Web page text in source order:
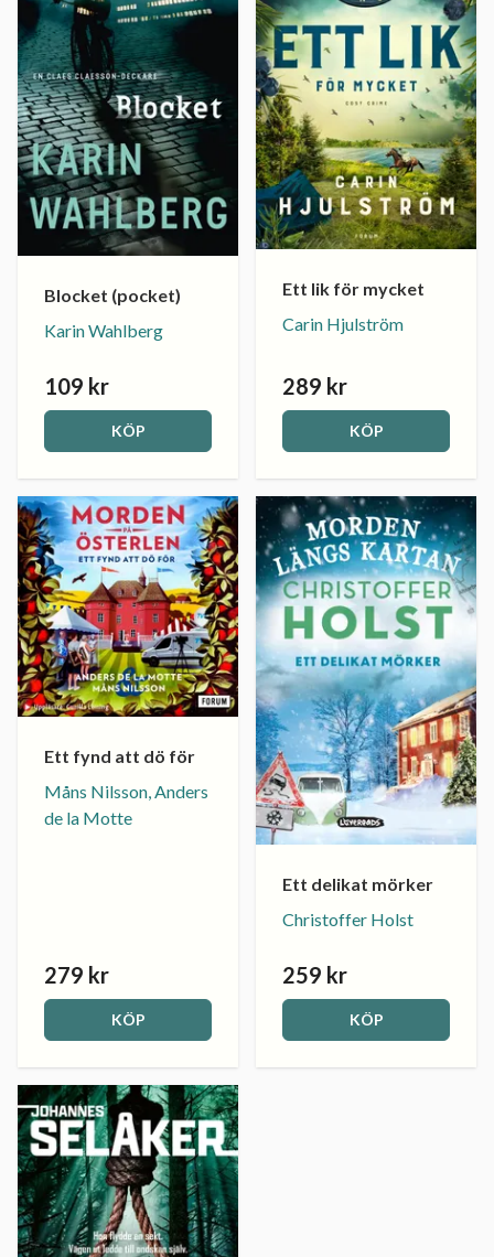
Blocket (pocket)
Karin Wahlberg
109 kr
KÖP
Ett lik för mycket
Carin Hjulström
289 kr
KÖP
Ett fynd att dö för
Måns Nilsson, Anders
de la Motte
279 kr
KÖP
Ett delikat mörker
Christoffer Holst
259 kr
KÖP